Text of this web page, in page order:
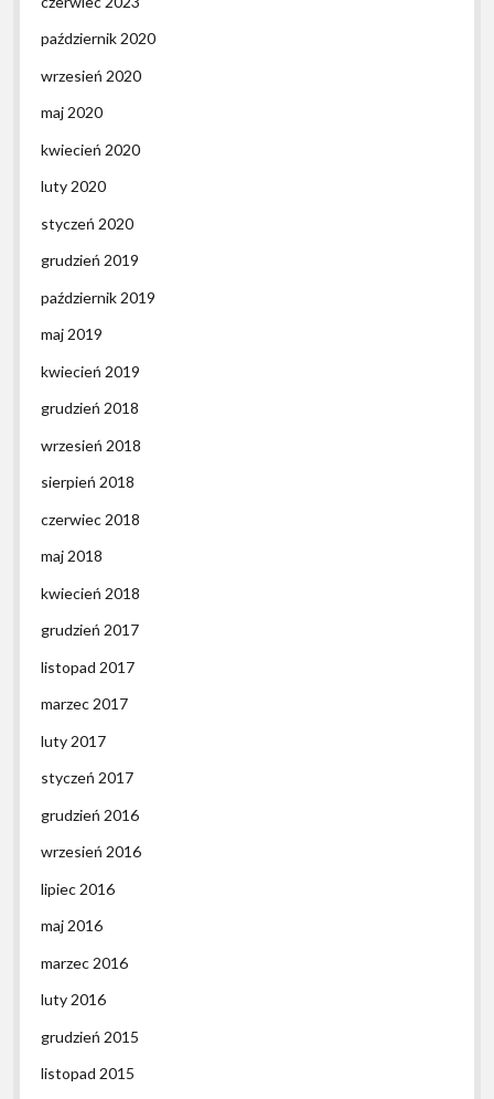
październik 2020
wrzesień 2020
maj 2020
kwiecień 2020
luty 2020
styczeń 2020
grudzień 2019
październik 2019
maj 2019
kwiecień 2019
grudzień 2018
wrzesień 2018
sierpień 2018
czerwiec 2018
maj 2018
kwiecień 2018
grudzień 2017
listopad 2017
marzec 2017
luty 2017
styczeń 2017
grudzień 2016
wrzesień 2016
lipiec 2016
maj 2016
marzec 2016
luty 2016
grudzień 2015
listopad 2015